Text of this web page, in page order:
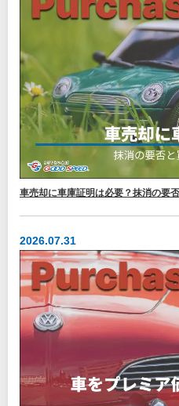
車売却に車庫証明は必要？抹消の要
2026.07.31